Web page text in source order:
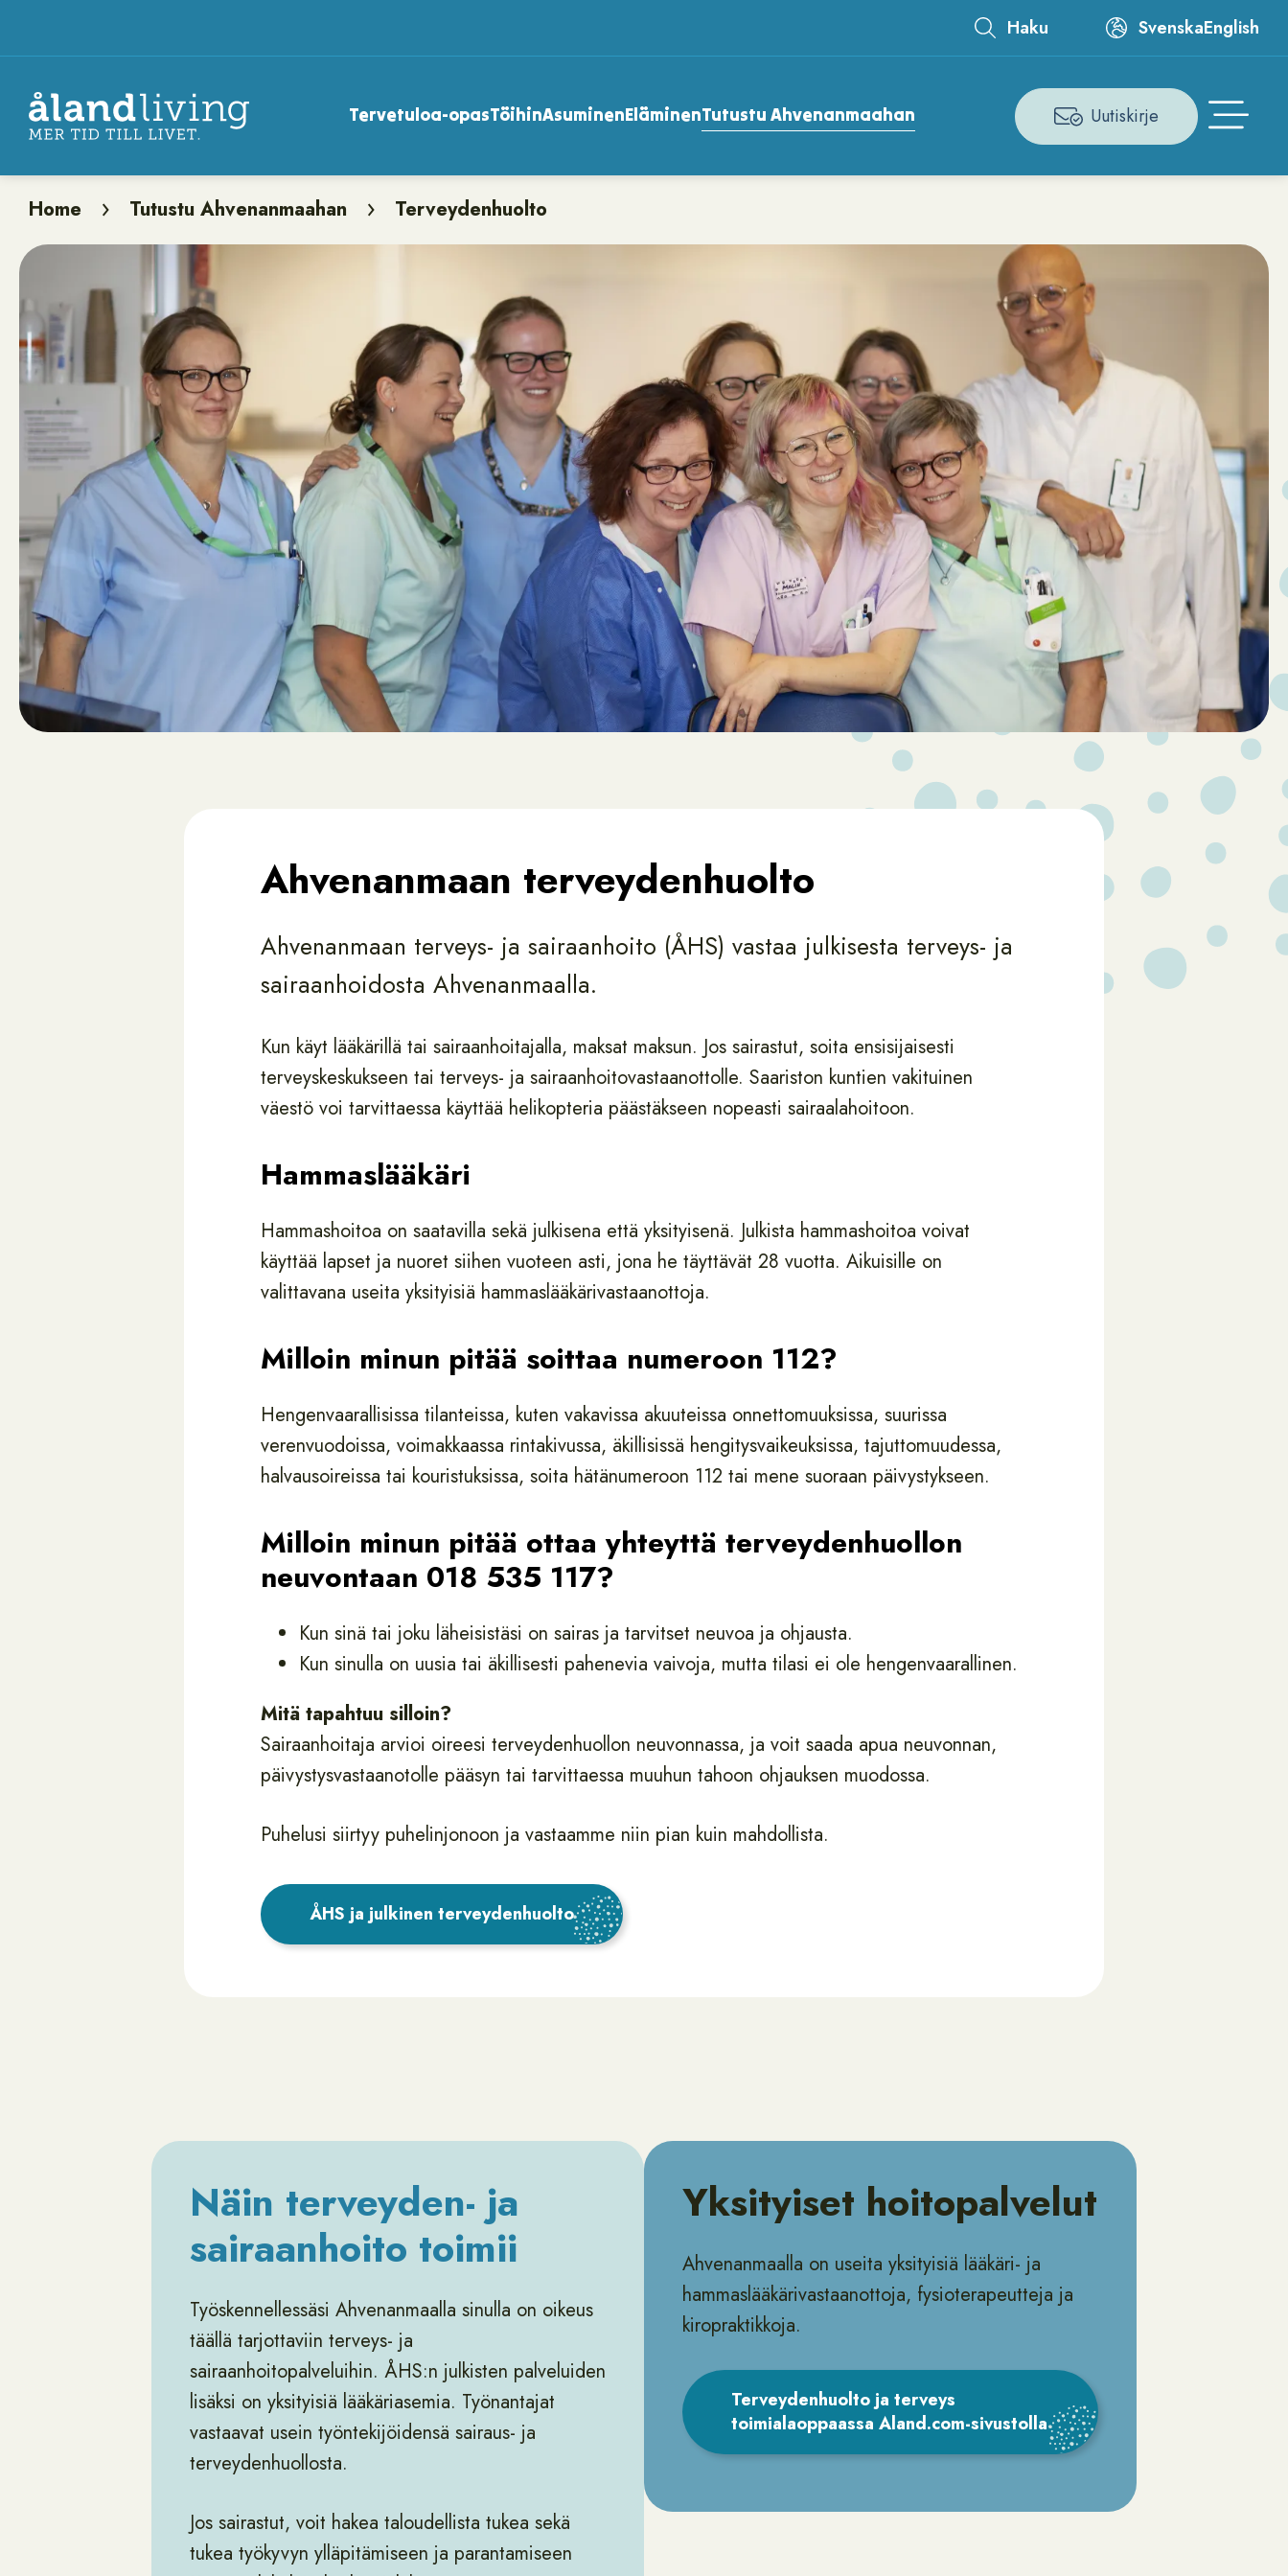
to
content
Leaderboard
Haku SvenskaEnglish
Tervetuloa-opasTöihinAsuminenEläminenTutustu Ahvenanmaahan Åtgärdsmeny
Uutiskirje
Breadcrumb
Home Tutustu Ahvenanmaahan Terveydenhuolto
Ahvenanmaan terveydenhuolto
Ahvenanmaan terveys- ja sairaanhoito (ÅHS) vastaa julkisesta terveys- ja
sairaanhoidosta Ahvenanmaalla.
Kun käyt lääkärillä tai sairaanhoitajalla, maksat maksun. Jos sairastut, soita ensisijaisesti
terveyskeskukseen tai terveys- ja sairaanhoitovastaanottolle. Saariston kuntien vakituinen
väestö voi tarvittaessa käyttää helikopteria päästäkseen nopeasti sairaalahoitoon.
Hammaslääkäri
Hammashoitoa on saatavilla sekä julkisena että yksityisenä. Julkista hammashoitoa voivat
käyttää lapset ja nuoret siihen vuoteen asti, jona he täyttävät 28 vuotta. Aikuisille on
valittavana useita yksityisiä hammaslääkärivastaanottoja.
Milloin minun pitää soittaa numeroon 112?
Hengenvaarallisissa tilanteissa, kuten vakavissa akuuteissa onnettomuuksissa, suurissa
verenvuodoissa, voimakkaassa rintakivussa, äkillisissä hengitysvaikeuksissa, tajuttomuudessa,
halvausoireissa tai kouristuksissa, soita hätänumeroon 112 tai mene suoraan päivystykseen.
Milloin minun pitää ottaa yhteyttä terveydenhuollon
neuvontaan 018 535 117?
Kun sinä tai joku läheisistäsi on sairas ja tarvitset neuvoa ja ohjausta.
Kun sinulla on uusia tai äkillisesti pahenevia vaivoja, mutta tilasi ei ole hengenvaarallinen.
Mitä tapahtuu silloin?
Sairaanhoitaja arvioi oireesi terveydenhuollon neuvonnassa, ja voit saada apua neuvonnan,
päivystysvastaanotolle pääsyn tai tarvittaessa muuhun tahoon ohjauksen muodossa.
Puhelusi siirtyy puhelinjonoon ja vastaamme niin pian kuin mahdollista.
ÅHS ja julkinen terveydenhuolto
Näin terveyden- ja
sairaanhoito toimii
Työskennellessäsi Ahvenanmaalla sinulla on oikeus
täällä tarjottaviin terveys- ja
sairaanhoitopalveluihin. ÅHS:n julkisten palveluiden
lisäksi on yksityisiä lääkäriasemia. Työnantajat
vastaavat usein työntekijöidensä sairaus- ja
terveydenhuollosta.
Jos sairastut, voit hakea taloudellista tukea sekä
tukea työkyvyn ylläpitämiseen ja parantamiseen
Yksityiset hoitopalvelut
Ahvenanmaalla on useita yksityisiä lääkäri- ja
hammaslääkärivastaanottoja, fysioterapeutteja ja
kiropraktikkoja.
Terveydenhuolto ja terveys
toimialaoppaassa Aland.com-sivustolla